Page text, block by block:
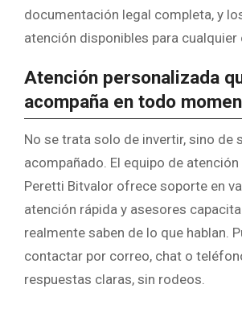
documentación legal completa, y
atención disponibles para cualquier
Atención personalizada
acompaña en todo
No se trata solo de invertir, sino de
acompañado. El equipo de
Peretti Bitvalor ofrece soporte en
atención rápida y asesores
realmente saben de lo que hablan.
contactar por correo, chat o
respuestas claras, sin rodeos.